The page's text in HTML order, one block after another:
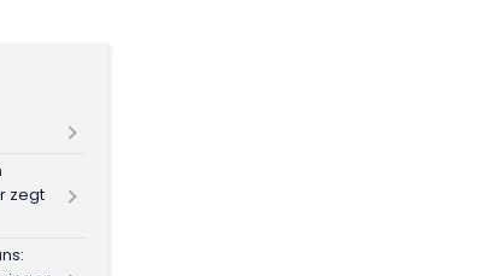
zegt